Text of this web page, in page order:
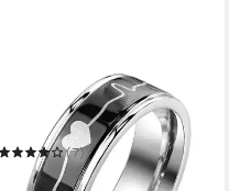
Fingerring 52 (16.6) - Ring
Herzschlag Silber/Schwarz
aus Edelstahl Unisex
(7)
11,99 € UVP16,00 €